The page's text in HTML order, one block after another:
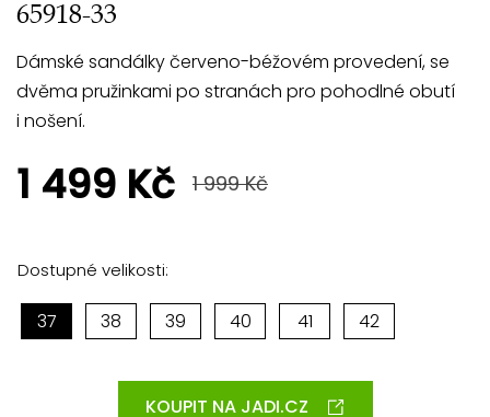
65918-33
Dámské sandálky červeno-béžovém provedení, se
dvěma pružinkami po stranách pro pohodlné obutí
i nošení.
1 499 Kč 1 999 Kč
Dostupné velikosti:
37 38 39 40 41 42
KOUPIT NA JADI.CZ